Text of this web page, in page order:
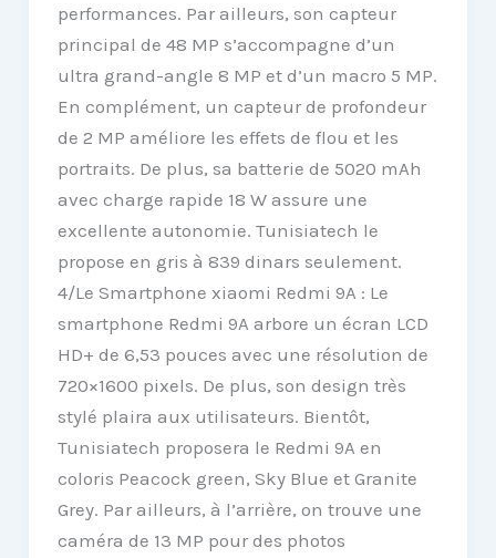
performances. Par ailleurs, son capteur
principal de 48 MP s’accompagne d’un
ultra grand-angle 8 MP et d’un macro 5 MP.
En complément, un capteur de profondeur
de 2 MP améliore les effets de flou et les
portraits. De plus, sa batterie de 5020 mAh
avec charge rapide 18 W assure une
excellente autonomie. Tunisiatech le
propose en gris à 839 dinars seulement.
4/Le Smartphone xiaomi Redmi 9A : Le
smartphone Redmi 9A arbore un écran LCD
HD+ de 6,53 pouces avec une résolution de
720×1600 pixels. De plus, son design très
stylé plaira aux utilisateurs. Bientôt,
Tunisiatech proposera le Redmi 9A en
coloris Peacock green, Sky Blue et Granite
Grey. Par ailleurs, à l’arrière, on trouve une
caméra de 13 MP pour des photos